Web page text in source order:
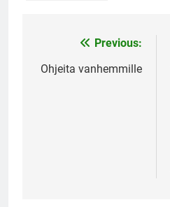
navigation
Previous:
Ohjeita vanhemmille